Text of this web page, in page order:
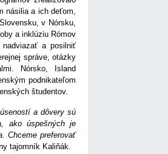
násilia a ich deťom,
v Nórsku,
a inklúziu Rómov
nadviazať a posilniť
správe, otázky
Nórsko, Island
podnikateľom
študentov.
a dôvery sú
ako úspešných je
Chceme preferovať
tajomník Kaliňák.